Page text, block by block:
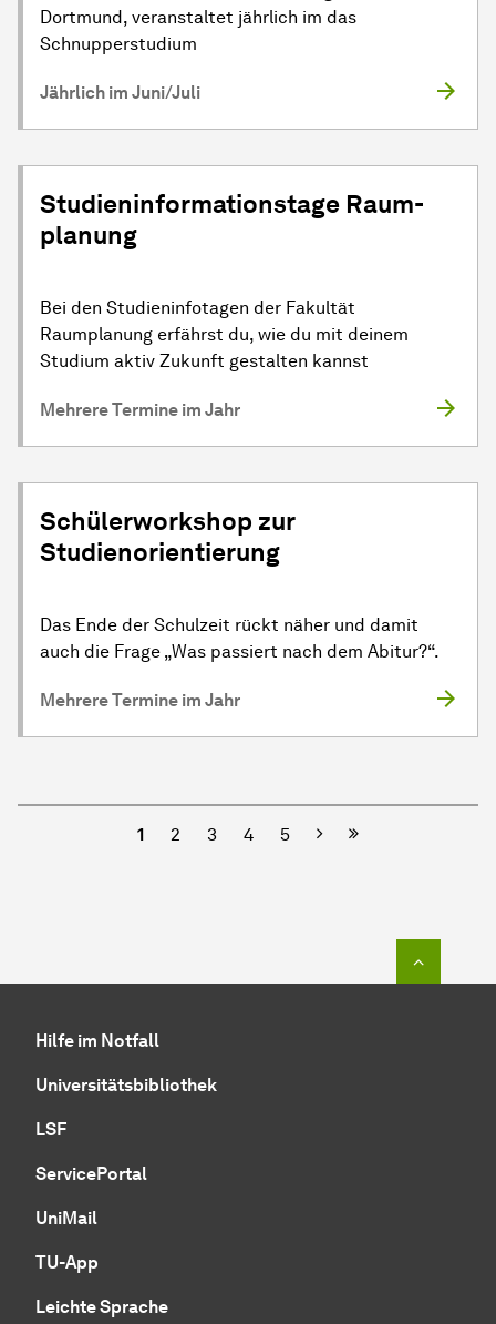
Dortmund, veranstaltet jährlich im das
Schnupperstudium
Jährlich im Juni/Juli
Stu­dien­in­for­ma­tions­ta­ge Raum­
pla­nung
Bei den Studieninfotagen der Fakultät
Raumplanung erfährst du, wie du mit deinem
Studium aktiv Zukunft gestalten kannst
Mehrere Termine im Jahr
Schülerworkshop zur
Studienorientierung
Das Ende der Schulzeit rückt näher und damit
auch die Frage „Was passiert nach dem Abitur?“.
Mehrere Termine im Jahr
1 2 3 4 5 NächsteLetzte Seite
Hilfe im Notfall
Universitätsbibliothek
LSF
ServicePortal
UniMail
TU-App
Leichte Sprache